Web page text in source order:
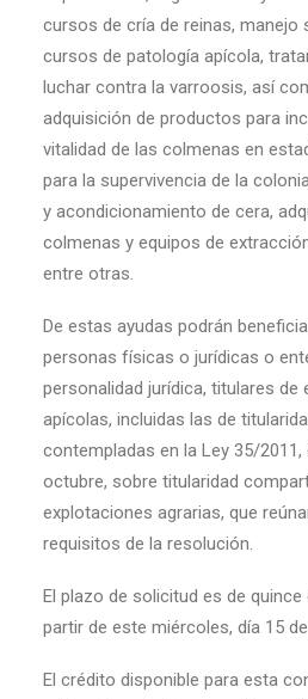
cursos de cría de reinas, manejo
cursos de patología apícola,
luchar contra la varroosis, así
adquisición de productos para
vitalidad de las colmenas en
para la supervivencia de la
y acondicionamiento de cera,
colmenas y equipos de
entre otras.
De estas ayudas podrán
personas físicas o jurídicas o
personalidad jurídica, titulares de
apícolas, incluidas las de
contempladas en la Ley 35/2011,
octubre, sobre titularidad
explotaciones agrarias, que
requisitos de la resolución.
El plazo de solicitud es de quince
partir de este miércoles, día 15
El crédito disponible para esta